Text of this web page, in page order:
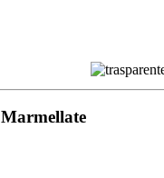
Marmellate